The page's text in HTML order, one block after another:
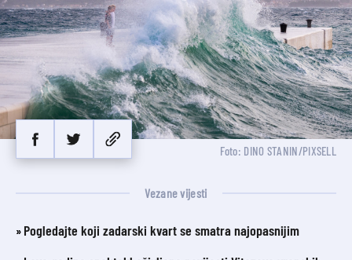
Foto: DINO STANIN/PIXSELL
Vezane vijesti
Pogledajte koji zadarski kvart se smatra najopasnijim